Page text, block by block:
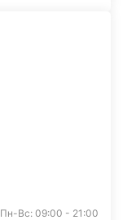
Пн-Вс: 09:00 - 21:00